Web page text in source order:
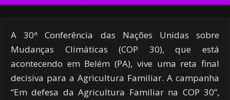
A 30ª Conferência das Nações Unidas sobre
Mudanças Climáticas (COP 30), que está
acontecendo em Belém (PA), vive uma reta final
decisiva para a Agricultura Familiar. A campanha
“Em defesa da Agricultura Familiar na COP 30”,